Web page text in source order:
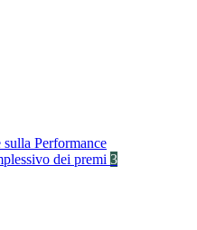
sulla Performance
dei premi 3